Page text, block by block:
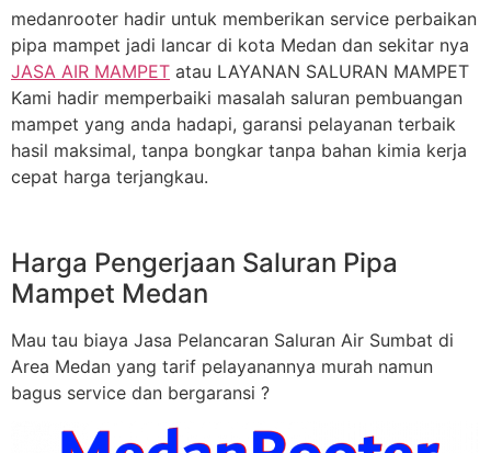
medanrooter hadir untuk memberikan service perbaikan
pipa mampet jadi lancar di kota Medan dan sekitar nya
JASA AIR MAMPET atau LAYANAN SALURAN MAMPET
Kami hadir memperbaiki masalah saluran pembuangan
mampet yang anda hadapi, garansi pelayanan terbaik
hasil maksimal, tanpa bongkar tanpa bahan kimia kerja
cepat harga terjangkau.
Harga Pengerjaan Saluran Pipa
Mampet Medan
Mau tau biaya Jasa Pelancaran Saluran Air Sumbat di
Area Medan yang tarif pelayanannya murah namun
bagus service dan bergaransi ?